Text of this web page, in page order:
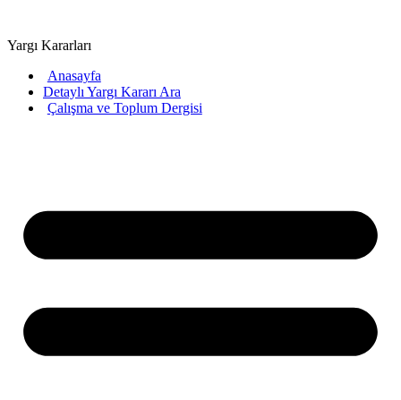
Yargı Kararları
Anasayfa
Detaylı Yargı Kararı Ara
Çalışma ve Toplum Dergisi